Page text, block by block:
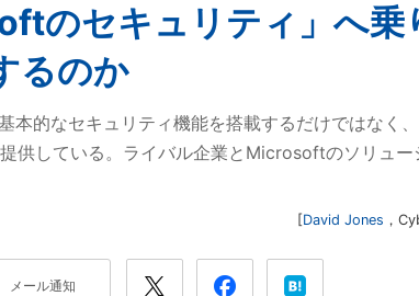
のセキュリティ」へ乗
るのか
的なセキュリティ機能を搭載するだけではなく
供している。ライバル企業とMicrosoftのソリュー
[David Jones ，
メール通知